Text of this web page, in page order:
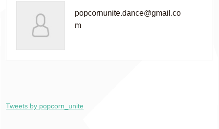
popcornunite.dance@gmail.co
m
Tweets by popcorn_unite